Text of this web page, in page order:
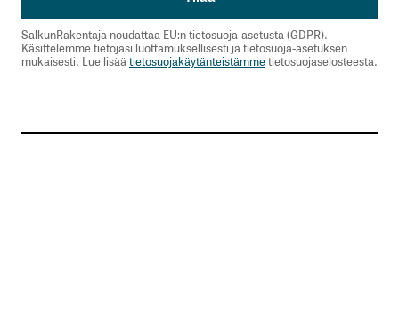
SalkunRakentaja noudattaa EU:n tietosuoja-asetusta (GDPR).
Käsittelemme tietojasi luottamuksellisesti ja tietosuoja-asetuksen
mukaisesti. Lue lisää tietosuojakäytänteistämmetietosuojaselosteesta.